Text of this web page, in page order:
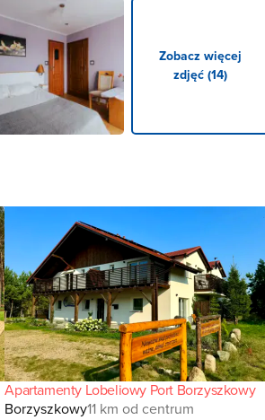
Zobacz więcej
zdjęć (14)
Apartamenty Lobeliowy Port Borzyszkowy
Borzyszkowy11 km od centrum